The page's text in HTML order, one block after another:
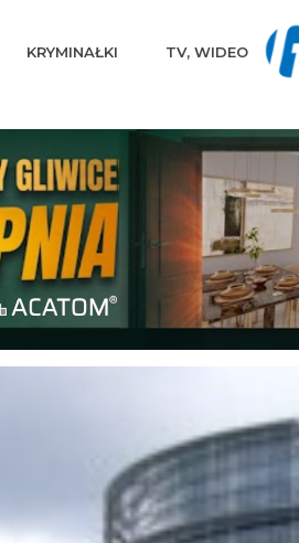
KRYMINAŁKI TV, WIDEO